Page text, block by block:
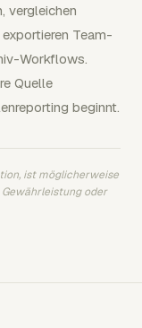
vergleichen
Team-
Workflows.
Quelle
beginnt.
ist möglicherweise
oder